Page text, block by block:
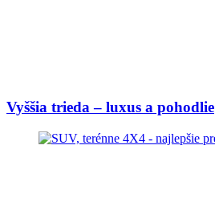
Vyššia trieda – luxus a pohodlie